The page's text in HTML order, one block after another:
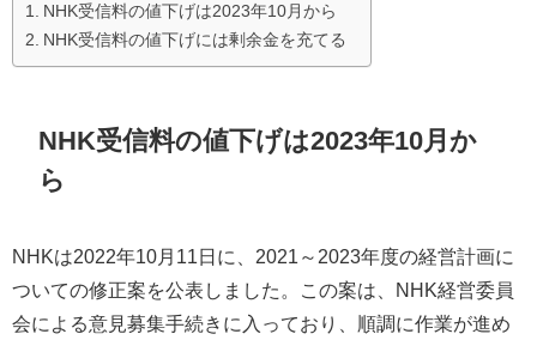
NHK受信料の値下げは2023年10月から
NHK受信料の値下げには剰余金を充てる
NHK受信料の値下げは2023年10月か
ら
NHKは2022年10月11日に、2021～2023年度の経営計画に
ついての修正案を公表しました。この案は、NHK経営委員
会による意見募集手続きに入っており、順調に作業が進め